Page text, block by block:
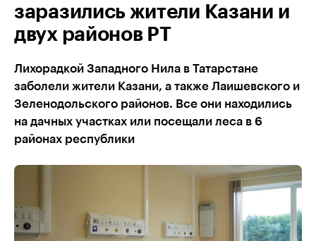
заразились жители Казани и
двух районов РТ
Лихорадкой Западного Нила в Татарстане
заболели жители Казани, а также Лаишевского и
Зеленодольского районов. Все они находились
на дачных участках или посещали леса в 6
районах республики